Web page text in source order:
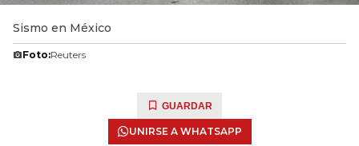
Sismo en México
Foto:Reuters
GUARDAR
UNIRSE A WHATSAPP